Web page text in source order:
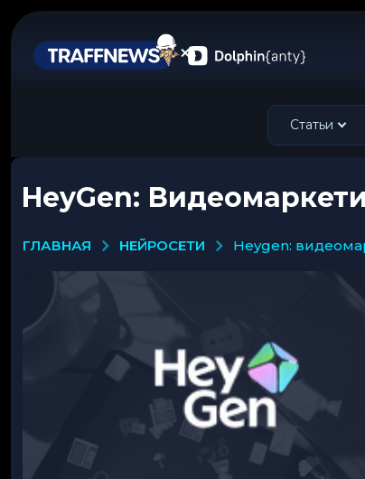
Статьи
HeyGen:
ГЛАВНАЯ НЕЙРОСЕТИ heygen: